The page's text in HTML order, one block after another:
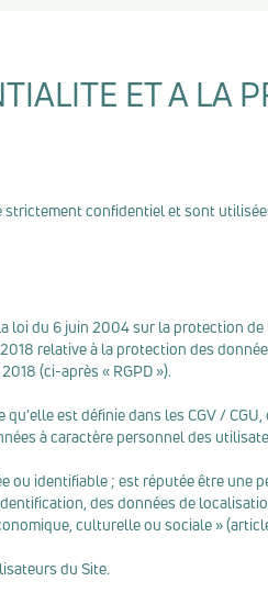
ET A LA
confidentiel et sont
loi du 6 juin 2004 sur la protection
relative à la protection des
(ci-après « RGPD »).
est définie dans les CGV / CGU,
à caractère personnel des
ou identifiable ; est réputée être une
des données de
culturelle ou sociale »
du Site.